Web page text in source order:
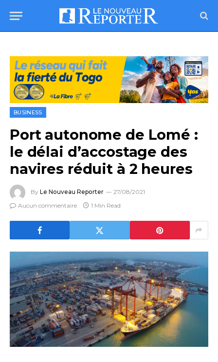
BUSINESS
Port autonome de Lomé :
le délai d’accostage des
navires réduit à 2 heures
By Le Nouveau Reporter
27/08/2021
Aucun commentaire
1 Min Read